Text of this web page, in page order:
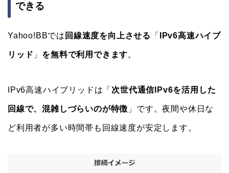
できる
Yahoo!BBでは 回線速度を向上させる 「 IPv6高速ハイブ
リッド 」 を無料で利用できます。
IPv6高速ハイブリッドは「 次世代通信IPv6を活用した
回線で、混雑しづらいのが特徴 」です。夜間や休日な
ど利用者が多い時間帯も回線速度が安定します。